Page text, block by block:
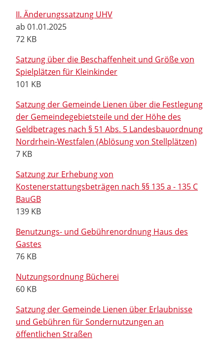
II. Änderungssatzung UHV
ab 01.01.2025
72 KB
Satzung über die Beschaffenheit und Größe von
Spielplätzen für Kleinkinder
101 KB
Satzung der Gemeinde Lienen über die Festlegung
der Gemeindegebietsteile und der Höhe des
Geldbetrages nach § 51 Abs. 5 Landesbauordnung
Nordrhein-Westfalen (Ablösung von Stellplätzen)
7 KB
Satzung zur Erhebung von
Kostenerstattungsbeträgen nach §§ 135 a - 135 C
BauGB
139 KB
Benutzungs- und Gebührenordnung Haus des
Gastes
76 KB
Nutzungsordnung Bücherei
60 KB
Satzung der Gemeinde Lienen über Erlaubnisse
und Gebühren für Sondernutzungen an
öffentlichen Straßen